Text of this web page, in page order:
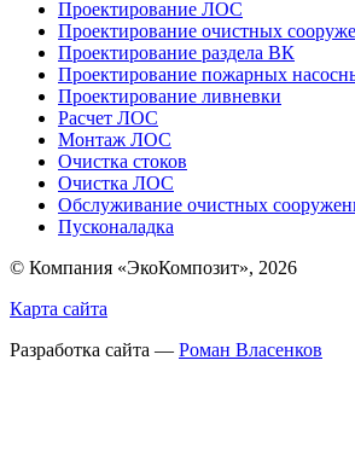
Проектирование ЛОС
Проектирование очистных
Проектирование раздела ВК
Проектирование пожарных
Проектирование ливневки
Расчет ЛОС
Монтаж ЛОС
Очистка стоков
Очистка ЛОС
Обслуживание очистных
Пусконаладка
© Компания «ЭкоКомпозит», 2026
Карта сайта
Разработка сайта — Роман Власенков